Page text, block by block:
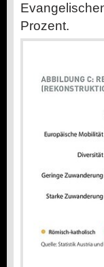
Prozent.